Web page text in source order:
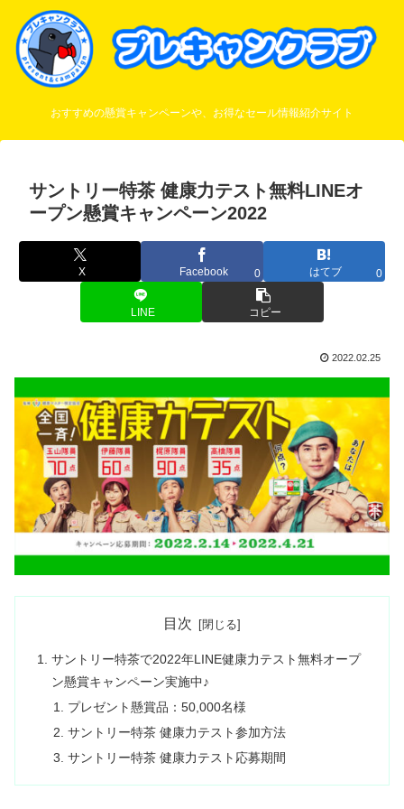
おすすめの懸賞キャンペーンや、お得なセール情報紹介サイト
サントリー特茶 健康力テスト無料LINEオ
ープン懸賞キャンペーン2022
X Facebook 0 はてブ 0
LINE コピー
2022.02.25
目次
サントリー特茶で2022年LINE健康力テスト無料オープ
ン懸賞キャンペーン実施中♪
プレゼント懸賞品：50,000名様
サントリー特茶 健康力テスト参加方法
サントリー特茶 健康力テスト応募期間